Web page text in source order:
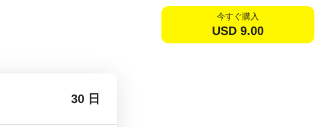
今すぐ購入
USD 9.00
30 日